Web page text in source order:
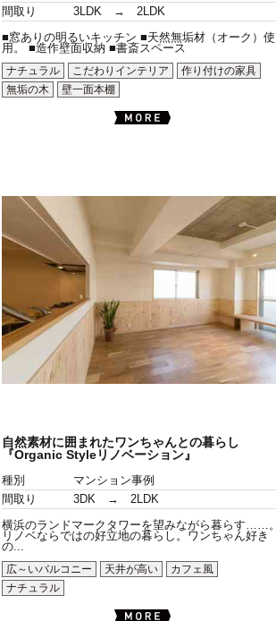
間取り
3LDK → 2LDK
■窓ありの明るいキッチン ■天然無垢材（オーク）使
用。 ■造作壁面収納 ■書斎スペース
ナチュラル
こだわりインテリア
作り付けの家具
無垢の木
壁一面本棚
自然素材に囲まれたワンちゃんとの暮らし
『Organic Styleリノベーション』
種別
マンション事例
間取り
3DK → 2LDK
横浜のランドマークタワーを望みながら暮らす……。
リノベならではの好立地の暮らし。ワンちゃん好き
の...
広～いバルコニー
天井が高い
カフェ風
ナチュラル